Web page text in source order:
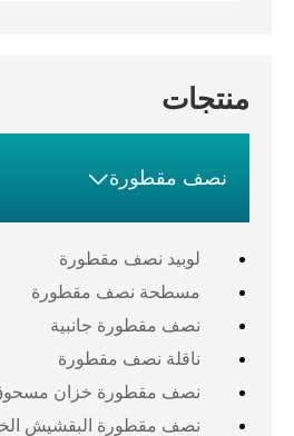
منتجات
نصف مقطورة
لوبيد نصف مقطورة
مسطحة نصف مقطورة
نصف مقطورة جانبية
ناقلة نصف مقطورة
نصف مقطورة خزان
نصف مقطورة البقشيش